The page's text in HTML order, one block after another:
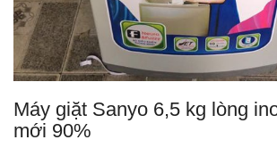
Máy giặt Sanyo 6,5 kg lòng
mới 90%